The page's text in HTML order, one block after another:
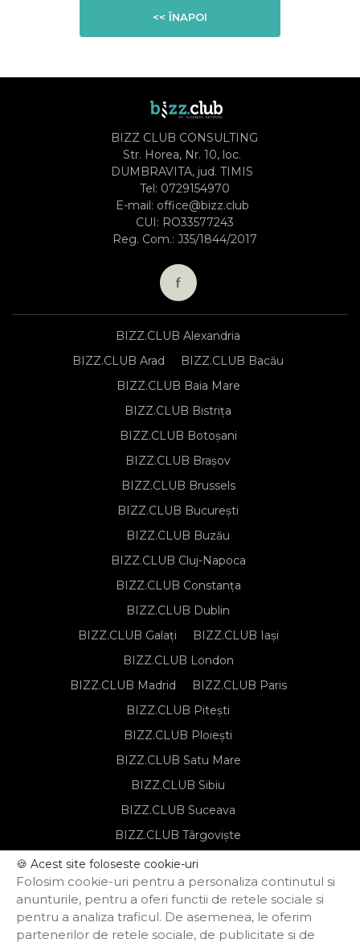
<< ÎNAPOI
BIZZ CLUB CONSULTING
Str. Horea, Nr. 10, loc.
DUMBRAVITA, jud. TIMIS
Tel: 0729154970
E-mail: office@bizz.club
CUI: RO33577243
Reg. Com.: J35/1844/2017
BIZZ.CLUB Alexandria
BIZZ.CLUB Arad
BIZZ.CLUB Bacău
BIZZ.CLUB Baia Mare
BIZZ.CLUB Bistrița
BIZZ.CLUB Botoșani
BIZZ.CLUB Brașov
BIZZ.CLUB Brussels
BIZZ.CLUB București
BIZZ.CLUB Buzău
BIZZ.CLUB Cluj-Napoca
BIZZ.CLUB Constanța
BIZZ.CLUB Dublin
BIZZ.CLUB Galați
BIZZ.CLUB Iași
BIZZ.CLUB London
BIZZ.CLUB Madrid
BIZZ.CLUB Paris
BIZZ.CLUB Pitești
BIZZ.CLUB Ploiești
BIZZ.CLUB Satu Mare
BIZZ.CLUB Sibiu
BIZZ.CLUB Suceava
BIZZ.CLUB Târgoviște
BIZZ.CLUB Târgu Mureș
BIZZ.CLUB Timișoara
Notă de informare privind prelucrarea
🍪 Acest site foloseste cookie-uri
Folosim cookie-uri pentru a personaliza continutul si
anunturile, pentru a oferi functii de retele sociale si
pentru a analiza traficul. De asemenea, le oferim
partenerilor de retele sociale, de publicitate si de